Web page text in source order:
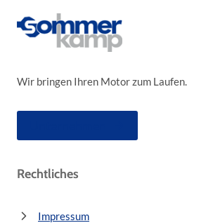
Wir bringen Ihren Motor zum Laufen.
Rechtliches
Impressum